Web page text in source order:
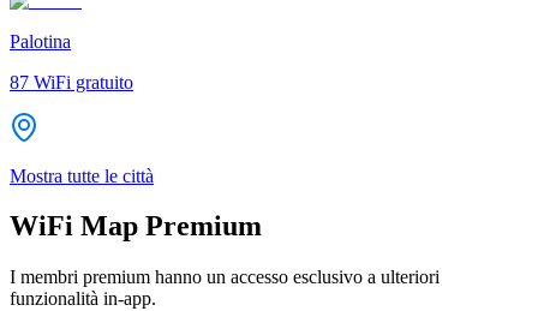
Palotina
87 WiFi gratuito
Mostra tutte le città
WiFi Map Premium
I membri premium hanno un accesso esclusivo a ulteriori
funzionalità in-app.